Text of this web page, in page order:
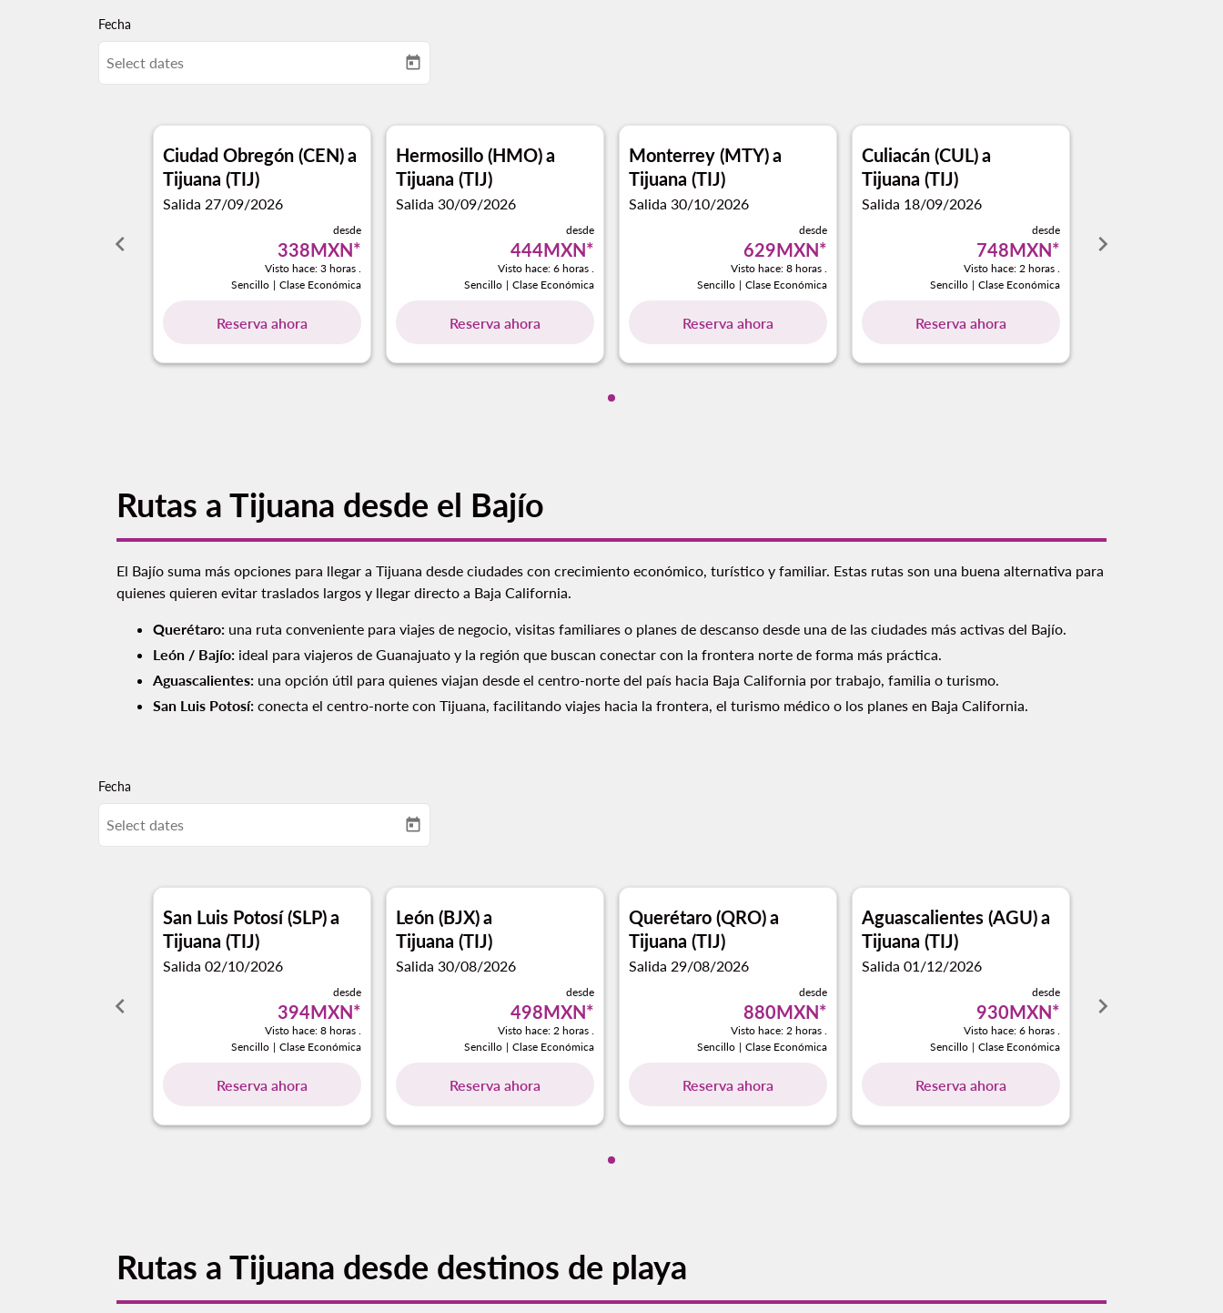
Fecha
Select dates today
keyboard_arrow_left
Ciudad Obregón (CEN)a
Tijuana (TIJ)
Salida 27/09/2026
desde
338MXN*
Visto hace: 3 horas .
Sencillo | Clase Económica
Reserva ahora
Hermosillo (HMO)a
Tijuana (TIJ)
Salida 30/09/2026
desde
444MXN*
Visto hace: 6 horas .
Sencillo | Clase Económica
Reserva ahora
Monterrey (MTY)a
Tijuana (TIJ)
Salida 30/10/2026
desde
629MXN*
Visto hace: 8 horas .
Sencillo | Clase Económica
Reserva ahora
Culiacán (CUL)a
Tijuana (TIJ)
Salida 18/09/2026
desde
748MXN*
Visto hace: 2 horas .
Sencillo | Clase Económica
Reserva ahora
keyboard_arrow_right
Mostrando cmp-pagination-showing-cards 1 A 4
Rutas a Tijuana desde el Bajío
El Bajío suma más opciones para llegar a Tijuana desde ciudades con crecimiento económico, turístico y familiar. Estas rutas son una buena alternativa para
quienes quieren evitar traslados largos y llegar directo a Baja California.
Querétaro: una ruta conveniente para viajes de negocio, visitas familiares o planes de descanso desde una de las ciudades más activas del Bajío.
León / Bajío: ideal para viajeros de Guanajuato y la región que buscan conectar con la frontera norte de forma más práctica.
Aguascalientes: una opción útil para quienes viajan desde el centro-norte del país hacia Baja California por trabajo, familia o turismo.
San Luis Potosí: conecta el centro-norte con Tijuana, facilitando viajes hacia la frontera, el turismo médico o los planes en Baja California.
Fecha
Select dates today
keyboard_arrow_left
San Luis Potosí (SLP)a
Tijuana (TIJ)
Salida 02/10/2026
desde
394MXN*
Visto hace: 8 horas .
Sencillo | Clase Económica
Reserva ahora
León (BJX)a
Tijuana (TIJ)
Salida 30/08/2026
desde
498MXN*
Visto hace: 2 horas .
Sencillo | Clase Económica
Reserva ahora
Querétaro (QRO)a
Tijuana (TIJ)
Salida 29/08/2026
desde
880MXN*
Visto hace: 2 horas .
Sencillo | Clase Económica
Reserva ahora
Aguascalientes (AGU)a
Tijuana (TIJ)
Salida 01/12/2026
desde
930MXN*
Visto hace: 6 horas .
Sencillo | Clase Económica
Reserva ahora
keyboard_arrow_right
Mostrando cmp-pagination-showing-cards 1 A 4
Rutas a Tijuana desde destinos de playa